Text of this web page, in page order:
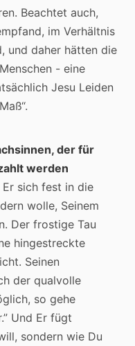
Beachtet auch,
im Verhältnis
und daher hätten die
- eine
Jesu Leiden
der für
werden
sich fest in die
wolle, Seinem
Der frostige Tau
hingestreckte
Seinen
der qualvolle
so gehe
Und Er fügt
sondern wie Du